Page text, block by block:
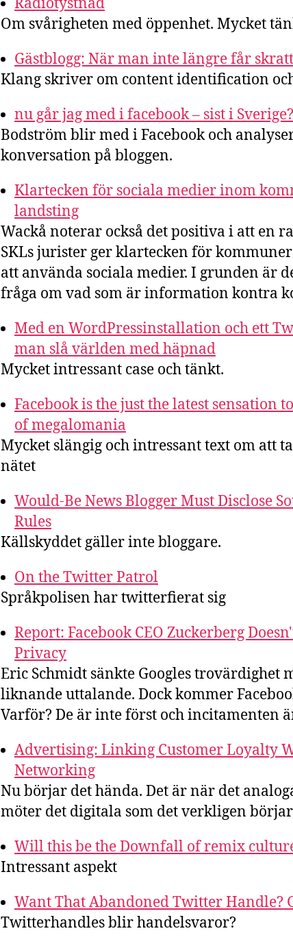
Om svårigheten med öppenhet. Mycket
Gästblogg: När man inte längre får
Klang skriver om content identification
nu går jag med i facebook – sist i Sverige?
Bodström blir med i Facebook och
konversation på bloggen.
Klartecken för sociala medier inom
landsting
Wackå noterar också det positiva i att en
SKLs jurister ger klartecken för
att använda sociala medier. I grunden är
fråga om vad som är information kontra
Med en WordPressinstallation och ett
man slå världen med häpnad
Mycket intressant case och tänkt.
Facebook is the just the latest sensation
of megalomania
Mycket slängig och intressant text om att
nätet
Would-Be News Blogger Must Disclose
Rules
Källskyddet gäller inte bloggare.
On the Twitter Patrol
Språkpolisen har twitterfierat sig
Report: Facebook CEO Zuckerberg
Privacy
Eric Schmidt sänkte Googles trovärdighet
liknande uttalande. Dock kommer
Varför? De är inte först och incitamenten
Advertising: Linking Customer Loyalty
Networking
Nu börjar det hända. Det är när det
möter det digitala som det verkligen
Will this be the Downfall of remix
Intressant aspekt
Want That Abandoned Twitter Handle?
Twitterhandles blir handelsvaror?